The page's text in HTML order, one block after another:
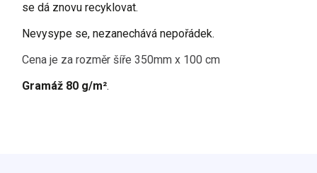
se dá znovu recyklovat.
Nevysype se, nezanechává nepořádek.
Cena je za rozměr šíře 350mm x 100 cm
Gramáž 80 g/m².